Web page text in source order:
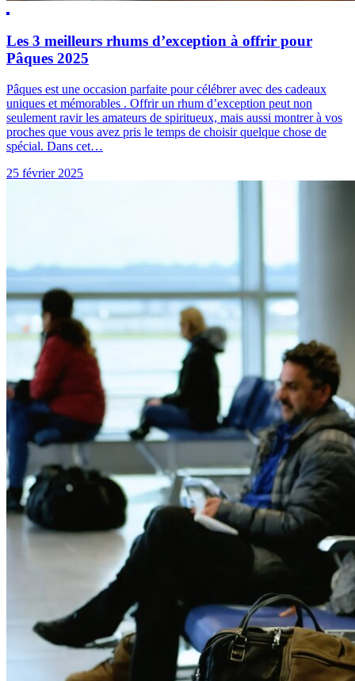
Les 3 meilleurs rhums d’exception à offrir pour
Pâques 2025
Pâques est une occasion parfaite pour célébrer avec des cadeaux
uniques et mémorables . Offrir un rhum d’exception peut non
seulement ravir les amateurs de spiritueux, mais aussi montrer à vos
proches que vous avez pris le temps de choisir quelque chose de
spécial. Dans cet…
25 février 2025